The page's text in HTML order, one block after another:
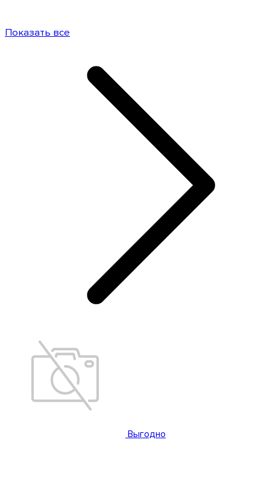
Показать все
Выгодно